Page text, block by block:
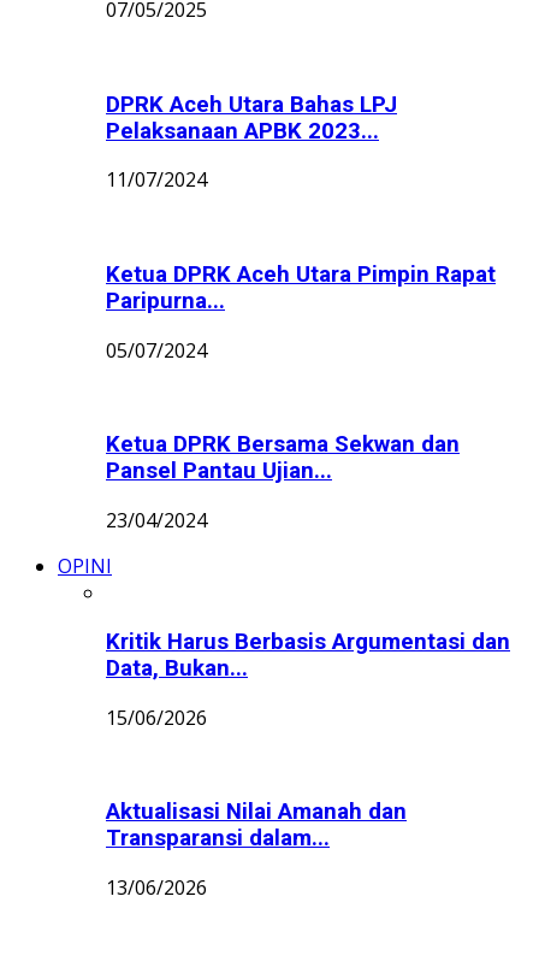
07/05/2025
DPRK Aceh Utara Bahas LPJ
Pelaksanaan APBK 2023...
11/07/2024
Ketua DPRK Aceh Utara Pimpin Rapat
Paripurna...
05/07/2024
Ketua DPRK Bersama Sekwan dan
Pansel Pantau Ujian...
23/04/2024
OPINI
Kritik Harus Berbasis Argumentasi dan
Data, Bukan...
15/06/2026
Aktualisasi Nilai Amanah dan
Transparansi dalam...
13/06/2026